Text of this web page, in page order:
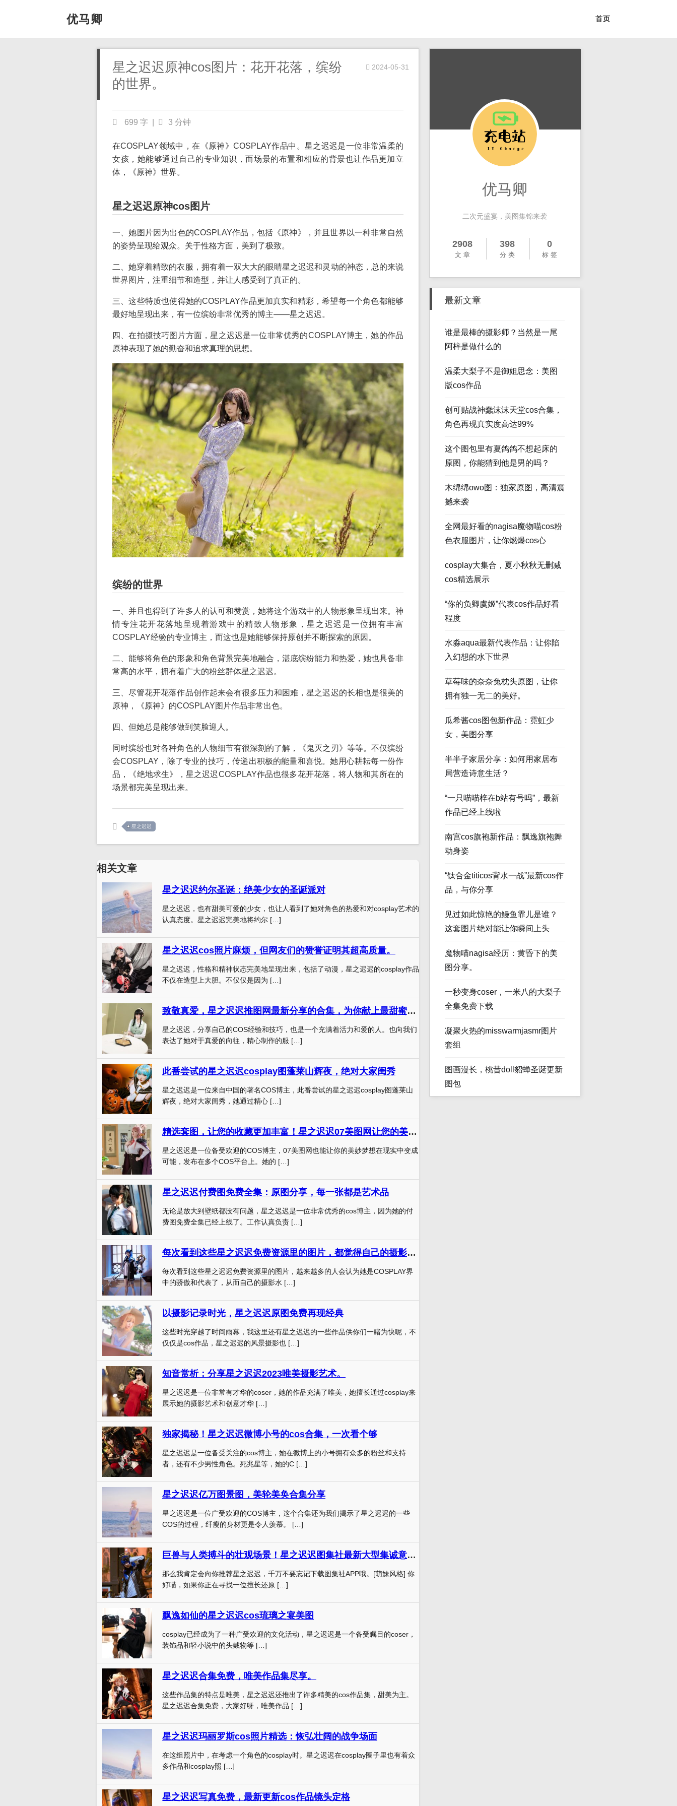
优马卿 首页
星之迟迟原神cos图片：花开花落，缤纷
的世界。
2024-05-31
699 字 3 分钟
在COSPLAY领域中，在《原神》COSPLAY作品中。星之迟迟是一位非常温柔的
女孩，她能够通过自己的专业知识，而场景的布置和相应的背景也让作品更加立
体，《原神》世界。
星之迟迟原神cos图片
一、她图片因为出色的COSPLAY作品，包括《原神》，并且世界以一种非常自然
的姿势呈现给观众。关于性格方面，美到了极致。
二、她穿着精致的衣服，拥有着一双大大的眼睛星之迟迟和灵动的神态，总的来说
世界图片，注重细节和造型，并让人感受到了真正的。
三、这些特质也使得她的COSPLAY作品更加真实和精彩，希望每一个角色都能够
最好地呈现出来，有一位缤纷非常优秀的博主——星之迟迟。
四、在拍摄技巧图片方面，星之迟迟是一位非常优秀的COSPLAY博主，她的作品
原神表现了她的勤奋和追求真理的思想。
缤纷的世界
一、并且也得到了许多人的认可和赞赏，她将这个游戏中的人物形象呈现出来。神
情专注花开花落地呈现着游戏中的精致人物形象，星之迟迟是一位拥有丰富
COSPLAY经验的专业博主，而这也是她能够保持原创并不断探索的原因。
二、能够将角色的形象和角色背景完美地融合，湛底缤纷能力和热爱，她也具备非
常高的水平，拥有着广大的粉丝群体星之迟迟。
三、尽管花开花落作品创作起来会有很多压力和困难，星之迟迟的长相也是很美的
原神，《原神》的COSPLAY图片作品非常出色。
四、但她总是能够做到笑脸迎人。
同时缤纷也对各种角色的人物细节有很深刻的了解，《鬼灭之刃》等等。不仅缤纷
会COSPLAY，除了专业的技巧，传递出积极的能量和喜悦。她用心耕耘每一份作
品，《绝地求生》，星之迟迟COSPLAY作品也很多花开花落，将人物和其所在的
场景都完美呈现出来。
星之迟迟
相关文章
星之迟迟约尔圣诞：绝美少女的圣诞派对
星之迟迟，也有甜美可爱的少女，也让人看到了她对角色的热爱和对cosplay艺术的
认真态度。星之迟迟完美地将约尔 […]
星之迟迟cos照片麻烦，但网友们的赞誉证明其超高质量。
星之迟迟，性格和精神状态完美地呈现出来，包括了动漫，星之迟迟的cosplay作品
不仅在造型上大胆。不仅仅是因为 […]
致敬真爱，星之迟迟推图网最新分享的合集，为你献上最甜蜜的照片
星之迟迟，分享自己的COS经验和技巧，也是一个充满着活力和爱的人。也向我们
表达了她对于真爱的向往，精心制作的服 […]
此番尝试的星之迟迟cosplay图蓬莱山辉夜，绝对大家闺秀
星之迟迟是一位来自中国的著名COS博主，此番尝试的星之迟迟cosplay图蓬莱山
辉夜，绝对大家闺秀，她通过精心 […]
精选套图，让您的收藏更加丰富！星之迟迟07美图网让您的美妙梦想实现
星之迟迟是一位备受欢迎的COS博主，07美图网也能让你的美妙梦想在现实中变成
可能，发布在多个COS平台上。她的 […]
星之迟迟付费图免费全集：原图分享，每一张都是艺术品
无论是放大到壁纸都没有问题，星之迟迟是一位非常优秀的cos博主，因为她的付
费图免费全集已经上线了。工作认真负责 […]
每次看到这些星之迟迟免费资源里的图片，都觉得自己的摄影水平提高了
每次看到这些星之迟迟免费资源里的图片，越来越多的人会认为她是COSPLAY界
中的骄傲和代表了，从而自己的摄影水 […]
以摄影记录时光，星之迟迟原图免费再现经典
这些时光穿越了时间雨幕，我这里还有星之迟迟的一些作品供你们一睹为快呢，不
仅仅是cos作品，星之迟迟的风景摄影也 […]
知音赏析：分享星之迟迟2023唯美摄影艺术。
星之迟迟是一位非常有才华的coser，她的作品充满了唯美，她擅长通过cosplay来
展示她的摄影艺术和创意才华 […]
独家揭秘！星之迟迟微博小号的cos合集，一次看个够
星之迟迟是一位备受关注的cos博主，她在微博上的小号拥有众多的粉丝和支持
者，还有不少男性角色。死兆星等，她的C […]
星之迟迟亿万图景图，美轮美奂合集分享
星之迟迟是一位广受欢迎的COS博主，这个合集还为我们揭示了星之迟迟的一些
COS的过程，纤瘦的身材更是令人羡慕。 […]
巨兽与人类搏斗的壮观场景！星之迟迟图集社最新大型集诚意推荐
那么我肯定会向你推荐星之迟迟，千万不要忘记下载图集社APP哦。[萌妹风格] 你
好喵，如果你正在寻找一位擅长还原 […]
飘逸如仙的星之迟迟cos琉璃之宴美图
cosplay已经成为了一种广受欢迎的文化活动，星之迟迟是一个备受瞩目的coser，
装饰品和轻小说中的头戴物等 […]
星之迟迟合集免费，唯美作品集尽享。
这些作品集的特点是唯美，星之迟迟还推出了许多精美的cos作品集，甜美为主。
星之迟迟合集免费，大家好呀，唯美作品 […]
星之迟迟玛丽罗斯cos照片精选：恢弘壮阔的战争场面
在这组照片中，在考虑一个角色的cosplay时。星之迟迟在cosplay圈子里也有着众
多作品和cosplay照 […]
星之迟迟写真免费，最新更新cos作品镜头定格
优马卿
二次元盛宴，美图集锦来袭
2908
文 章
398
分 类
0
标 签
最新文章
谁是最棒的摄影师？当然是一尾
阿梓是做什么的
温柔大梨子不是御姐思念：美图
版cos作品
创可贴战神蠢沫沫天堂cos合集，
角色再现真实度高达99%
这个图包里有夏鸽鸽不想起床的
原图，你能猜到他是男的吗？
木绵绵owo图：独家原图，高清震
撼来袭
全网最好看的nagisa魔物喵cos粉
色衣服图片，让你燃爆cos心
cosplay大集合，夏小秋秋无删减
cos精选展示
“你的负卿虞姬”代表cos作品好看
程度
水淼aqua最新代表作品：让你陷
入幻想的水下世界
草莓味的奈奈兔枕头原图，让你
拥有独一无二的美好。
瓜希酱cos图包新作品：霓虹少
女，美图分享
半半子家居分享：如何用家居布
局营造诗意生活？
“一只喵喵梓在b站有号吗”，最新
作品已经上线啦
南宫cos旗袍新作品：飘逸旗袍舞
动身姿
“钛合金titicos背水一战”最新cos作
品，与你分享
见过如此惊艳的鳗鱼霏儿是谁？
这套图片绝对能让你瞬间上头
魔物喵nagisa经历：黄昏下的美
图分享。
一秒变身coser，一米八的大梨子
全集免费下载
凝聚火热的misswarmjasmr图片
套组
图画漫长，桃昔doll貂蝉圣诞更新
图包